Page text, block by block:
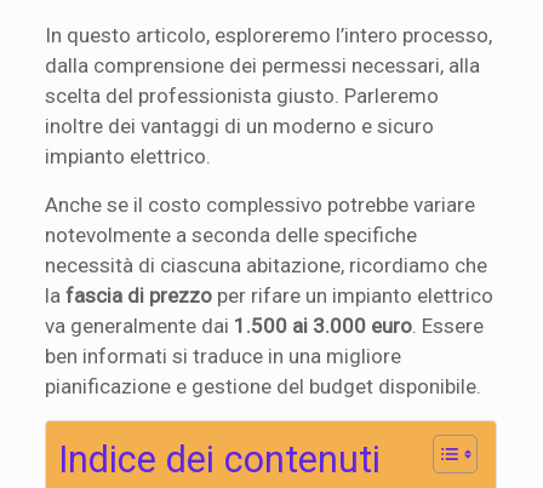
In questo articolo, esploreremo l’intero processo,
dalla comprensione dei permessi necessari, alla
scelta del professionista giusto. Parleremo
inoltre dei vantaggi di un moderno e sicuro
impianto elettrico.
Anche se il costo complessivo potrebbe variare
notevolmente a seconda delle specifiche
necessità di ciascuna abitazione, ricordiamo che
lafascia di prezzo per rifare un impianto elettrico
va generalmente dai 1.500 ai 3.000 euro . Essere
ben informati si traduce in una migliore
pianificazione e gestione del budget disponibile.
Indice dei contenuti